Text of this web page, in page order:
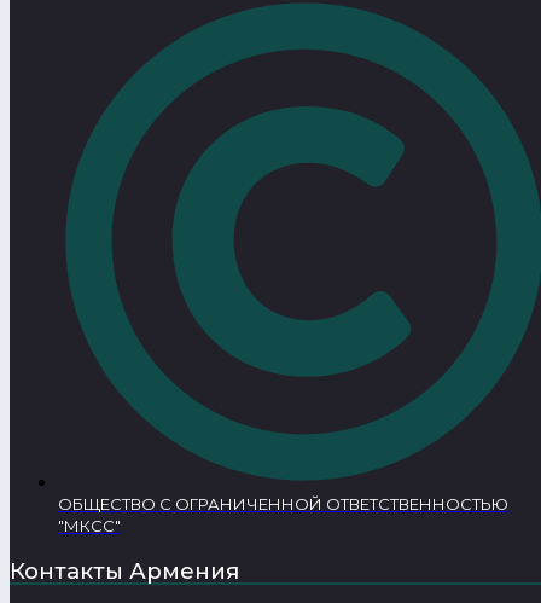
ОБЩЕСТВО С ОГРАНИЧЕННОЙ ОТВЕТСТВЕННОСТЬЮ
"МКСС"
Контакты Армения